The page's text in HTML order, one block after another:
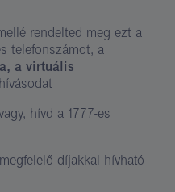
rendelted meg ezt a
telefonszámot, a
a virtuális
hívd a 1777-es
díjakkal hívható